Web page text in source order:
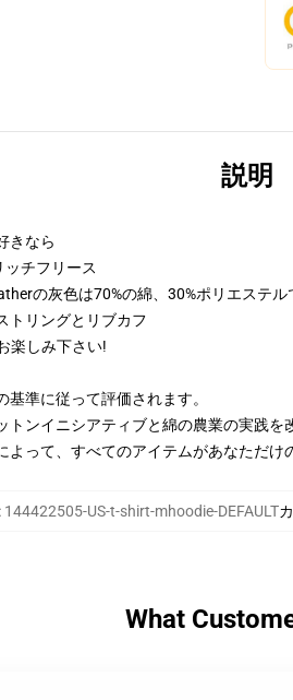
説明
きなら
チフリース
の灰色は70%の綿、30%ポリエステ
トリングとリブカフ
楽しみ下さい!
準に従って評価されます。
トンイニシアティブと綿の農業の実践
よって、すべてのアイテムがあなただ
144422505-US-t-shirt-mhoodie-DEFAULT
What